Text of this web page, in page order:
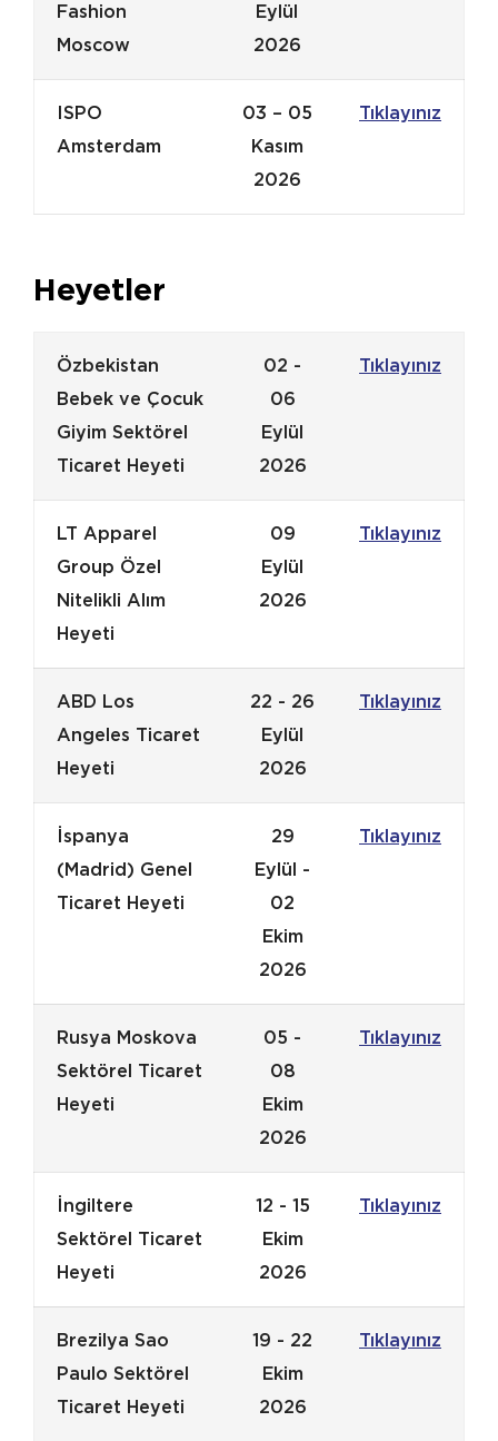
Fashion
Moscow
Eylül
2026
ISPO
Amsterdam
03 – 05
Kasım
2026
Tıklayınız
Heyetler
Özbekistan
Bebek ve Çocuk
Giyim Sektörel
Ticaret Heyeti
02 -
06
Eylül
2026
Tıklayınız
LT Apparel
Group Özel
Nitelikli Alım
Heyeti
09
Eylül
2026
Tıklayınız
ABD Los
Angeles Ticaret
Heyeti
22 - 26
Eylül
2026
Tıklayınız
İspanya
(Madrid) Genel
Ticaret Heyeti
29
Eylül -
02
Ekim
2026
Tıklayınız
Rusya Moskova
Sektörel Ticaret
Heyeti
05 -
08
Ekim
2026
Tıklayınız
İngiltere
Sektörel Ticaret
Heyeti
12 - 15
Ekim
2026
Tıklayınız
Brezilya Sao
Paulo Sektörel
Ticaret Heyeti
19 - 22
Ekim
2026
Tıklayınız